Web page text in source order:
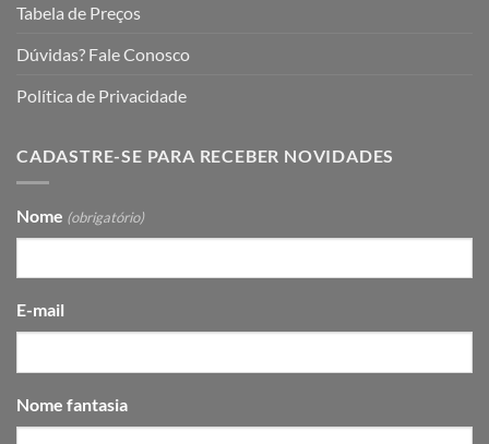
Tabela de Preços
Dúvidas? Fale Conosco
Política de Privacidade
CADASTRE-SE PARA RECEBER NOVIDADES
Nome (obrigatório)
E-mail
Nome fantasia